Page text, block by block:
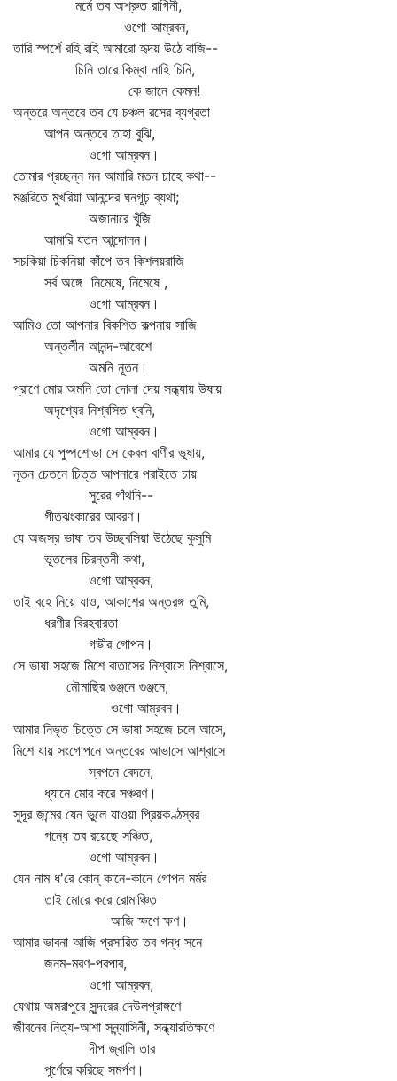
মর্মে তব অশ্রুত রাগিনী,
ওগো আম্রবন,
তারি স্পর্শে রহি রহি আমারো হৃদয় উঠে বাজি--
চিনি তারে কিম্বা নাহি চিনি,
কে জানে কেমন!
অন্তরে অন্তরে তব যে চঞ্চল রসের ব্যগ্রতা
আপন অন্তরে তাহা বুঝি,
ওগো আম্রবন।
তোমার প্রচ্ছন্ন মন আমারি মতন চাহে কথা--
মঞ্জরিতে মুখরিয়া আনন্দের ঘনগূঢ় ব্যথা;
অজানারে খুঁজি
আমারি যতন আন্দোলন।
সচকিয়া চিকনিয়া কাঁপে তব কিশলয়রাজি
সর্ব অঙ্গে নিমেষে, নিমেষে ,
ওগো আম্রবন।
আমিও তো আপনার বিকশিত কল্পনায় সাজি
অন্তর্লীন আনন্দ-আবেশে
অমনি নূতন।
প্রাণে মোর অমনি তো দোলা দেয় সন্ধ্যায় উষায়
অদৃশ্যের নিশ্বসিত ধ্বনি,
ওগো আম্রবন।
আমার যে পুষ্পশোভা সে কেবল বাণীর ভূষায়,
নূতন চেতনে চিত্ত আপনারে পরাইতে চায়
সুরের গাঁথনি--
গীতঝংকারের আবরণ।
যে অজস্র ভাষা তব উচ্ছ্বসিয়া উঠেছে কুসুমি
ভূতলের চিরন্তনী কথা,
ওগো আম্রবন,
তাই বহে নিয়ে যাও, আকাশের অন্তরঙ্গ তুমি,
ধরণীর বিরহবারতা
গভীর গোপন।
সে ভাষা সহজে মিশে বাতাসের নিশ্বাসে নিশ্বাসে,
মৌমাছির গুঞ্জনে গুঞ্জনে,
ওগো আম্রবন।
আমার নিভৃত চিত্তে সে ভাষা সহজে চলে আসে,
মিশে যায় সংগোপনে অন্তরের আভাসে আশ্বাসে
স্বপনে বেদনে,
ধ্যানে মোর করে সঞ্চরণ।
সুদূর জন্মের যেন ভুলে যাওয়া প্রিয়কণ্ঠস্বর
গন্ধে তব রয়েছে সঞ্চিত,
ওগো আম্রবন।
যেন নাম ধ'রে কোন্‌ কানে-কানে গোপন মর্মর
তাই মোরে করে রোমাঞ্চিত
আজি ক্ষণে ক্ষণ।
আমার ভাবনা আজি প্রসারিত তব গন্ধ সনে
জনম-মরণ-পরপার,
ওগো আম্রবন,
যেথায় অমরাপুরে সুন্দরের দেউলপ্রাঙ্গণে
জীবনের নিত্য-আশা সন্ন্যাসিনী, সন্ধ্যারতিক্ষণে
দীপ জ্বালি তার
পূর্ণেরে করিছে সমর্পণ।